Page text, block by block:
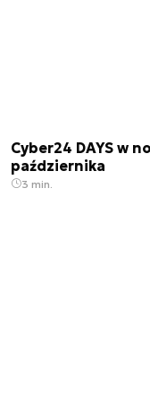
Cyber24 DAYS w
października
3 min.